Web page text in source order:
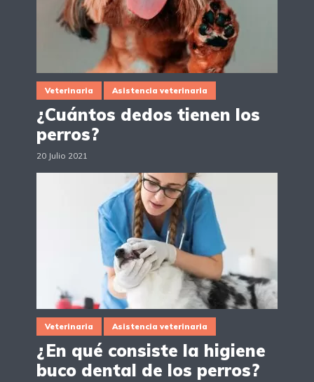
Veterinaria Asistencia veterinaria
¿Cuántos dedos tienen los
perros?
20 Julio 2021
Veterinaria Asistencia veterinaria
¿En qué consiste la higiene
buco dental de los perros?